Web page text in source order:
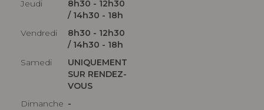
Jeudi
8h30 - 12h30
/ 14h30 - 18h
Vendredi
8h30 - 12h30
/ 14h30 - 18h
Samedi
UNIQUEMENT
SUR RENDEZ-
VOUS
Dimanche -